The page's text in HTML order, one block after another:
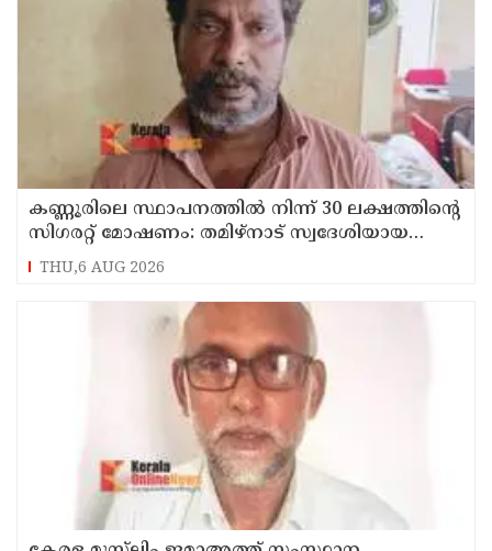
കണ്ണൂരിലെ സ്ഥാപനത്തിൽ നിന്ന് 30 ലക്ഷത്തിന്റെ
സിഗരറ്റ് മോഷണം: തമിഴ്‌നാട് സ്വദേശിയായ
സെയിൽസ്മാൻ തെങ്കാശിയിൽ പിടിയിൽ
THU,6 AUG 2026